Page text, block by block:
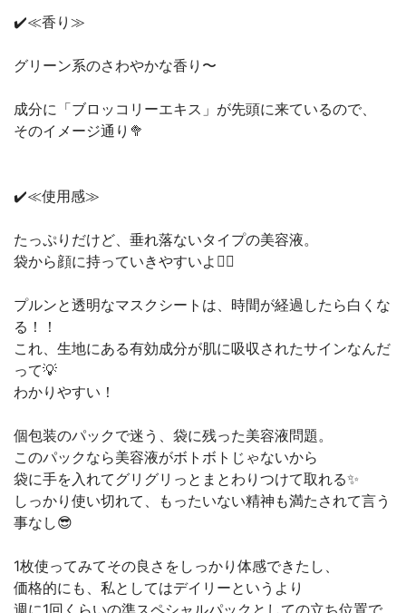
✔️≪香り≫
グリーン系のさわやかな香り〜
成分に「ブロッコリーエキス」が先頭に来ているので、
そのイメージ通り🥦
✔️≪使用感≫
たっぷりだけど、垂れ落ないタイプの美容液。
袋から顔に持っていきやすいよ🙆‍♀️
プルンと透明なマスクシートは、時間が経過したら白くな
る！！
これ、生地にある有効成分が肌に吸収されたサインなんだ
って💡
わかりやすい！
個包装のパックで迷う、袋に残った美容液問題。
このパックなら美容液がボトボトじゃないから
袋に手を入れてグリグリっとまとわりつけて取れる✨
しっかり使い切れて、もったいない精神も満たされて言う
事なし😎
1枚使ってみてその良さをしっかり体感できたし、
価格的にも、私としてはデイリーというより
週に1回くらいの準スペシャルパックとしての立ち位置で